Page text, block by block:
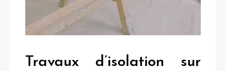
Travaux d’isolation sur